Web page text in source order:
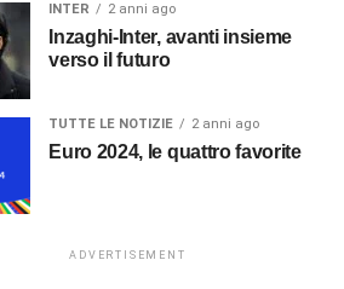
INTER 2 anni ago
Inzaghi-Inter, avanti insieme
verso il futuro
TUTTE LE NOTIZIE 2 anni ago
Euro 2024, le quattro favorite
ADVERTISEMENT